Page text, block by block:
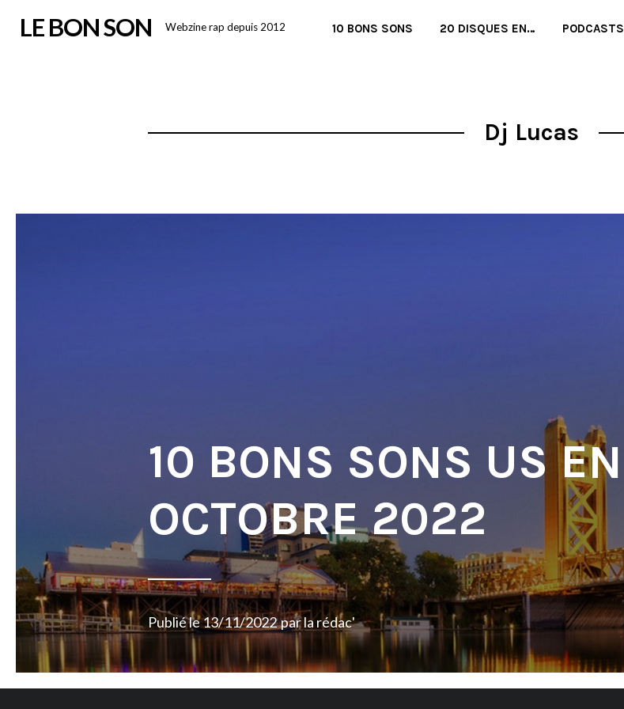
LE BON SON Webzine rap depuis 2012 10 BONS SONS 20 DISQUES EN… PODCASTS
Dj Lucas
10 BONS SONS US EN
OCTOBRE 2022
Publié le13/11/2022 parla rédac'